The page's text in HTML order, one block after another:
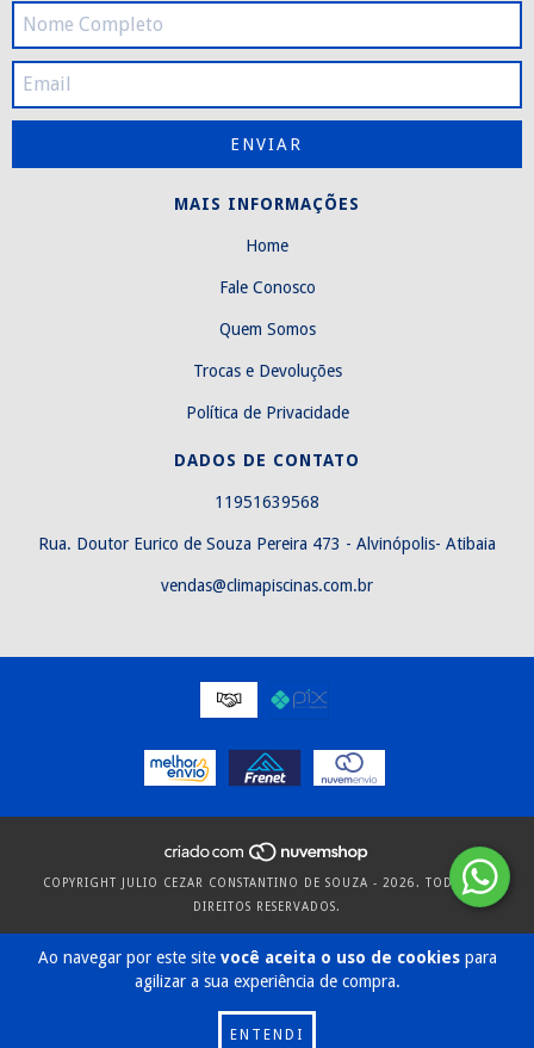
Ao navegar por este site você aceita o uso de cookiespara
agilizar a sua experiência de compra.
ENTENDI
MAIS INFORMAÇÕES
Home
Fale Conosco
Quem Somos
Trocas e Devoluções
Política de Privacidade
DADOS DE CONTATO
11951639568
Rua. Doutor Eurico de Souza Pereira 473 - Alvinópolis- Atibaia
vendas@climapiscinas.com.br
COPYRIGHT JULIO CEZAR CONSTANTINO DE SOUZA - 2026. TODOS OS
DIREITOS RESERVADOS.